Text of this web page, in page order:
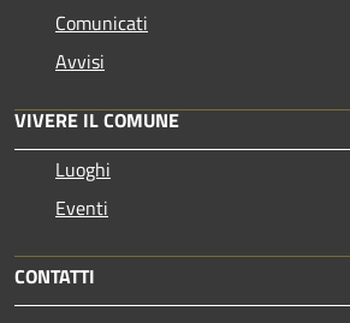
Comunicati
Avvisi
VIVERE IL COMUNE
Luoghi
Eventi
CONTATTI